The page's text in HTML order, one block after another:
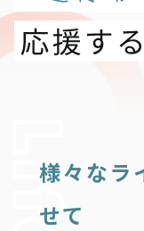
様々なラ
せて